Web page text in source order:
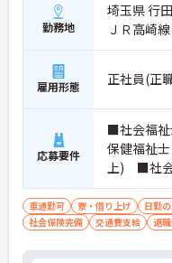
勤務地
埼玉県 行
ＪＲ高崎
雇用形態 正社員(正
応募要件
■社会福
保健福祉
上) ■社会
れている
方 ※厚生
履修して
車通勤可 寮・借り上げ 日勤
社会保険完備
交通費支給 退